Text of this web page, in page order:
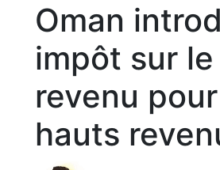
Oman
impôt sur le
revenu
hauts